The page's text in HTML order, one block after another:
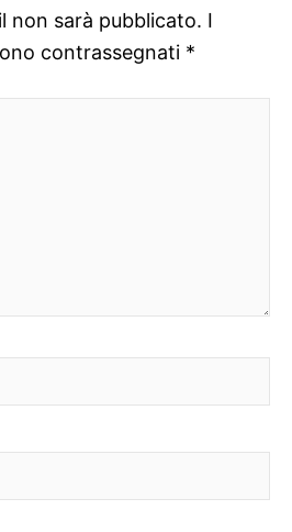
non sarà pubblicato. I
contrassegnati *